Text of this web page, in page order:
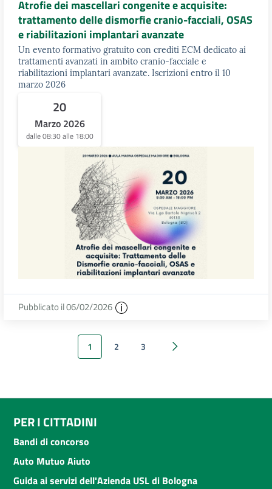
Atrofie dei mascellari congenite e acquisite:
trattamento delle dismorfie cranio-facciali, OSAS
e riabilitazioni implantari avanzate
Un evento formativo gratuito con crediti ECM dedicato ai
trattamenti avanzati in ambito cranio-facciale e
riabilitazioni implantari avanzate. Iscrizioni entro il 10
marzo 2026
20
Marzo 2026
dalle 08:30 alle 18:00
Pubblicato il 06/02/2026
1 2 3 Successivi 20 elementi
PER I CITTADINI
Bandi di concorso
Auto Mutuo Aiuto
Guida ai servizi dell'Azienda USL di Bologna